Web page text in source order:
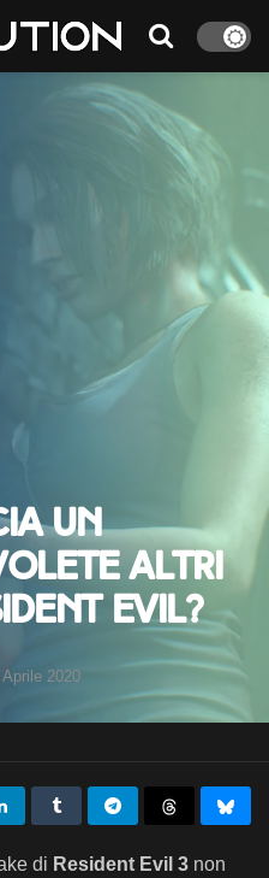
un
altri
Evil?
Aprile 2020
di Resident Evil 3 non